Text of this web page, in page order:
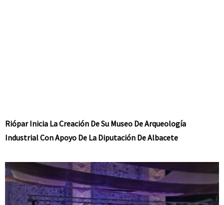
Riópar Inicia La Creación De Su Museo De Arqueología
Industrial Con Apoyo De La Diputación De Albacete